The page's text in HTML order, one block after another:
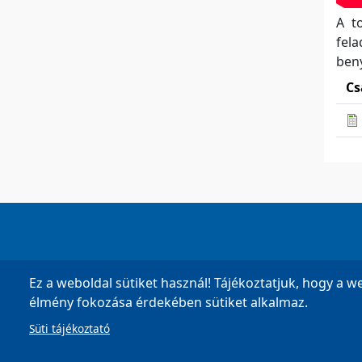
A
Ez a weboldal sütiket használ! Tájékoztatjuk, hogy a
élmény fokozása érdekében sütiket alkalmaz.
Süti tájékoztató